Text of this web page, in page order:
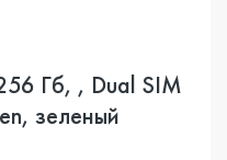
Гб, , Dual SIM
зеленый